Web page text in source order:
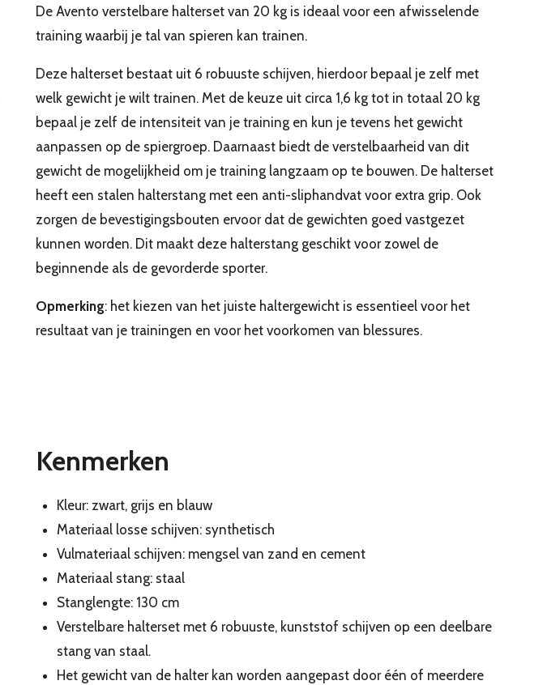
De Avento verstelbare halterset van 20 kg is ideaal voor een afwisselende
training waarbij je tal van spieren kan trainen.
Deze halterset bestaat uit 6 robuuste schijven, hierdoor bepaal je zelf met
welk gewicht je wilt trainen. Met de keuze uit circa 1,6 kg tot in totaal 20 kg
bepaal je zelf de intensiteit van je training en kun je tevens het gewicht
aanpassen op de spiergroep. Daarnaast biedt de verstelbaarheid van dit
gewicht de mogelijkheid om je training langzaam op te bouwen. De halterset
heeft een stalen halterstang met een anti-sliphandvat voor extra grip. Ook
zorgen de bevestigingsbouten ervoor dat de gewichten goed vastgezet
kunnen worden. Dit maakt deze halterstang geschikt voor zowel de
beginnende als de gevorderde sporter.
Opmerking: het kiezen van het juiste haltergewicht is essentieel voor het
resultaat van je trainingen en voor het voorkomen van blessures.
Kenmerken
Kleur: zwart, grijs en blauw
Materiaal losse schijven: synthetisch
Vulmateriaal schijven: mengsel van zand en cement
Materiaal stang: staal
Stanglengte: 130 cm
Verstelbare halterset met 6 robuuste, kunststof schijven op een deelbare
stang van staal.
Het gewicht van de halter kan worden aangepast door één of meerdere